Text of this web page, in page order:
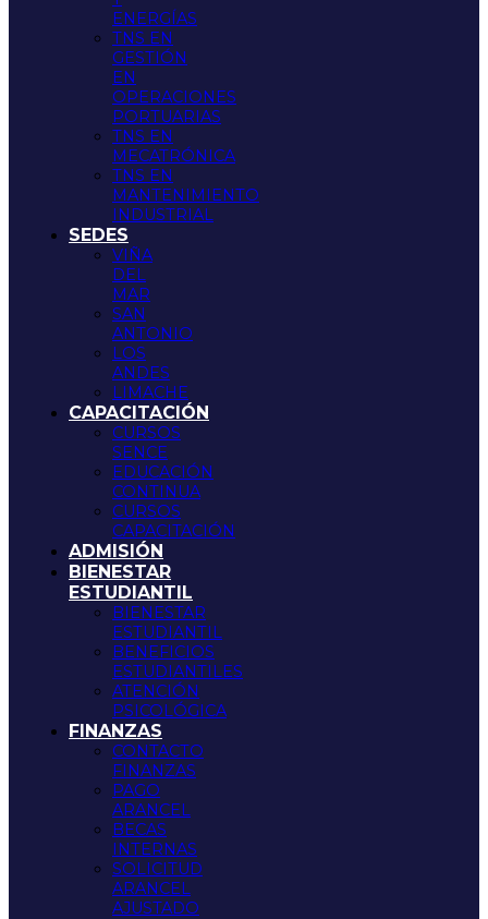
ENERGÍAS
TNS EN
GESTIÓN
EN
OPERACIONES
PORTUARIAS
TNS EN
MECATRÓNICA
TNS EN
MANTENIMIENTO
INDUSTRIAL
SEDES
VIÑA
DEL
MAR
SAN
ANTONIO
LOS
ANDES
LIMACHE
CAPACITACIÓN
CURSOS
SENCE
EDUCACIÓN
CONTINUA
CURSOS
CAPACITACIÓN
ADMISIÓN
BIENESTAR
ESTUDIANTIL
BIENESTAR
ESTUDIANTIL
BENEFICIOS
ESTUDIANTILES
ATENCIÓN
PSICOLÓGICA
FINANZAS
CONTACTO
FINANZAS
PAGO
ARANCEL
BECAS
INTERNAS
SOLICITUD
ARANCEL
AJUSTADO